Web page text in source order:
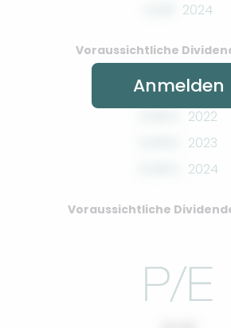
2024
Voraussichtliche
2022
2023
2024
Voraussichtliche
Anmelden